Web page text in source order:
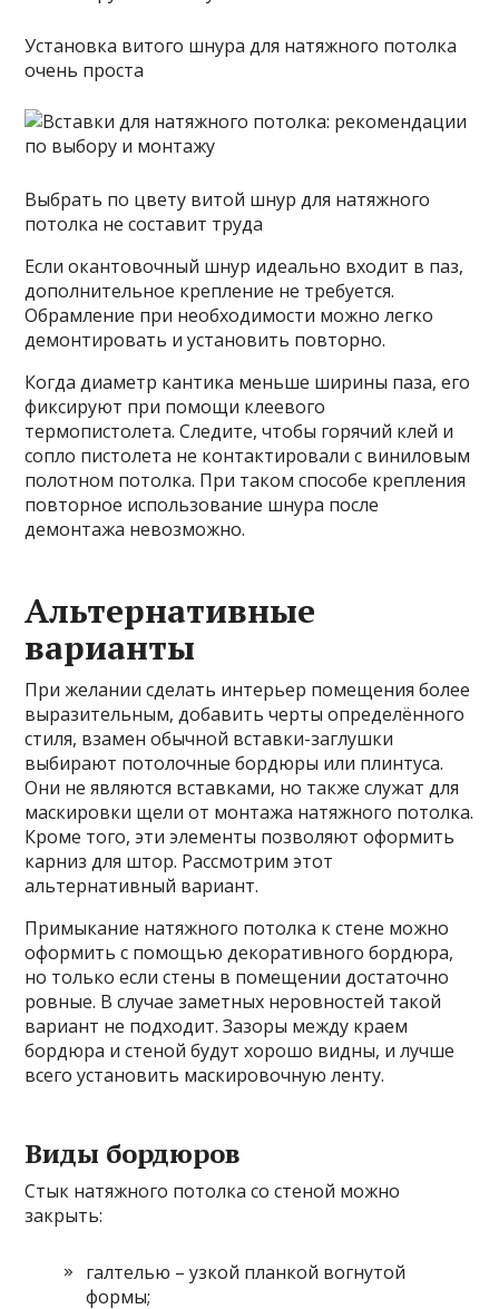
Установка витого шнура для натяжного потолка
очень проста
Выбрать по цвету витой шнур для натяжного
потолка не составит труда
Если окантовочный шнур идеально входит в паз,
дополнительное крепление не требуется.
Обрамление при необходимости можно легко
демонтировать и установить повторно.
Когда диаметр кантика меньше ширины паза, его
фиксируют при помощи клеевого
термопистолета. Следите, чтобы горячий клей и
сопло пистолета не контактировали с виниловым
полотном потолка. При таком способе крепления
повторное использование шнура после
демонтажа невозможно.
Альтернативные
варианты
При желании сделать интерьер помещения более
выразительным, добавить черты определённого
стиля, взамен обычной вставки-заглушки
выбирают потолочные бордюры или плинтуса.
Они не являются вставками, но также служат для
маскировки щели от монтажа натяжного потолка.
Кроме того, эти элементы позволяют оформить
карниз для штор. Рассмотрим этот
альтернативный вариант.
Примыкание натяжного потолка к стене можно
оформить с помощью декоративного бордюра,
но только если стены в помещении достаточно
ровные. В случае заметных неровностей такой
вариант не подходит. Зазоры между краем
бордюра и стеной будут хорошо видны, и лучше
всего установить маскировочную ленту.
Виды бордюров
Стык натяжного потолка со стеной можно
закрыть:
галтелью – узкой планкой вогнутой
формы;